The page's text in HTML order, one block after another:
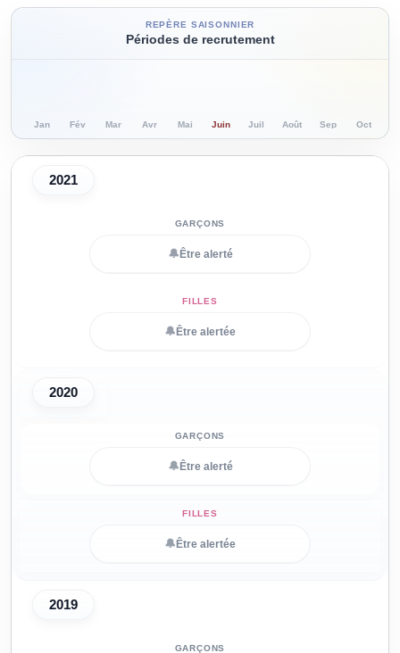
REPÈRE SAISONNIER
Périodes de recrutement
Jan Fév Mar Avr Mai Juin Juil Août Sep Oct
2021
🔔 Être alerté
🔔 Être alertée
2020
🔔 Être alerté
🔔 Être alertée
2019